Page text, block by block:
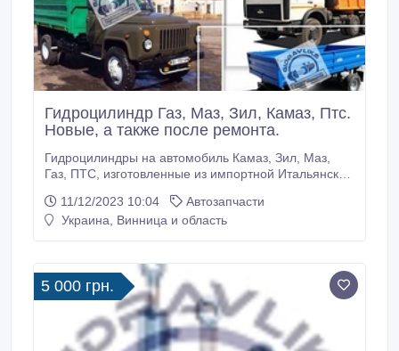
Гидроцилиндр Газ, Маз, Зил, Камаз, Птс.
Новые, а также после ремонта.
Гидроцилиндры на автомобиль Камаз, Зил, Маз,
Газ, ПТС, изготовленные из импортной Итальянской
уплотнениями. Что приводит к долгой
работоспособности гидроцилиндра. Гидроцилиндры
6520, 65201, 6536, 8553, 8560, грузоподъемностью
от 8 до 25 тонн новые и после ремонта
Гидроцилиндр Маз 3-х, 5-х штоковые: 5551, 503а,
5516, 55165, 6501, 551605 , новые и после ремонта.
11/12/2023 10:04
Автозапчасти
Украина, Винница и область
5 000 грн.